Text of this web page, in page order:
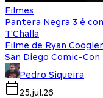
Filmes
Pantera Negra 3 é
T'Challa
Filme de Ryan
San Diego Comic-Con
Pedro Siqueira
25.jul.26